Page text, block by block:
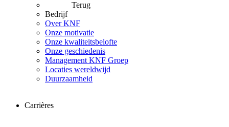
Terug
Bedrijf
Over KNF
Onze motivatie
Onze kwaliteitsbelofte
Onze geschiedenis
Management KNF Groep
Locaties wereldwijd
Duurzaamheid
Carrières